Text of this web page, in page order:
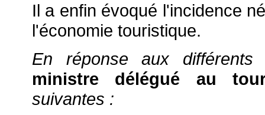
Il a enfin évoqué l'incidence
l'économie touristique.
En réponse aux
ministre délégué au
suivantes :